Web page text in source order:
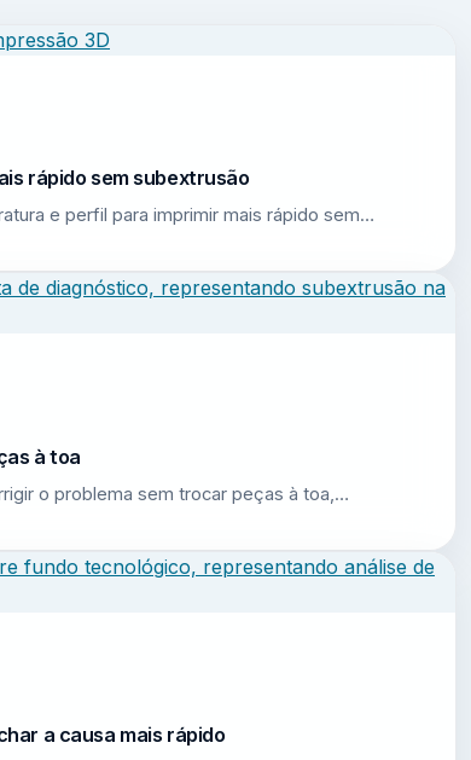
rápido sem subextrusão
e perfil para imprimir mais rápido sem…
à toa
o problema sem trocar peças à toa,…
a causa mais rápido